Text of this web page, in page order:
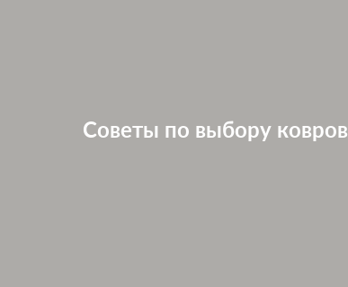
Советы по выбору ковров